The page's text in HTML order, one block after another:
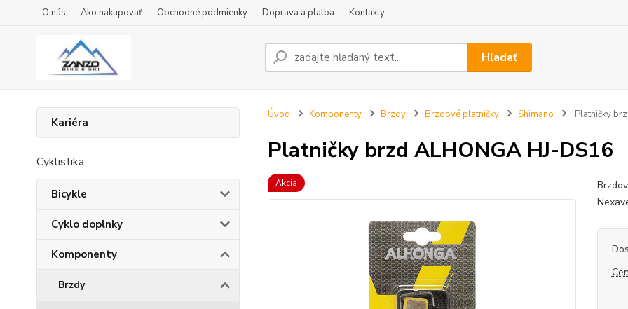
O nás Ako nakupovať Obchodné podmienky Doprava a platba Kontakty
Hľadať
Kariéra
Cyklistika
Bicykle
Cyklo doplnky
Komponenty
Brzdy
Úvod Komponenty Brzdy Brzdové platničky Shimano Platničky
Platničky brzd ALHONGA HJ-DS16
Akcia